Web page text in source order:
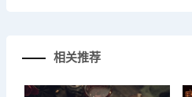
相关推荐